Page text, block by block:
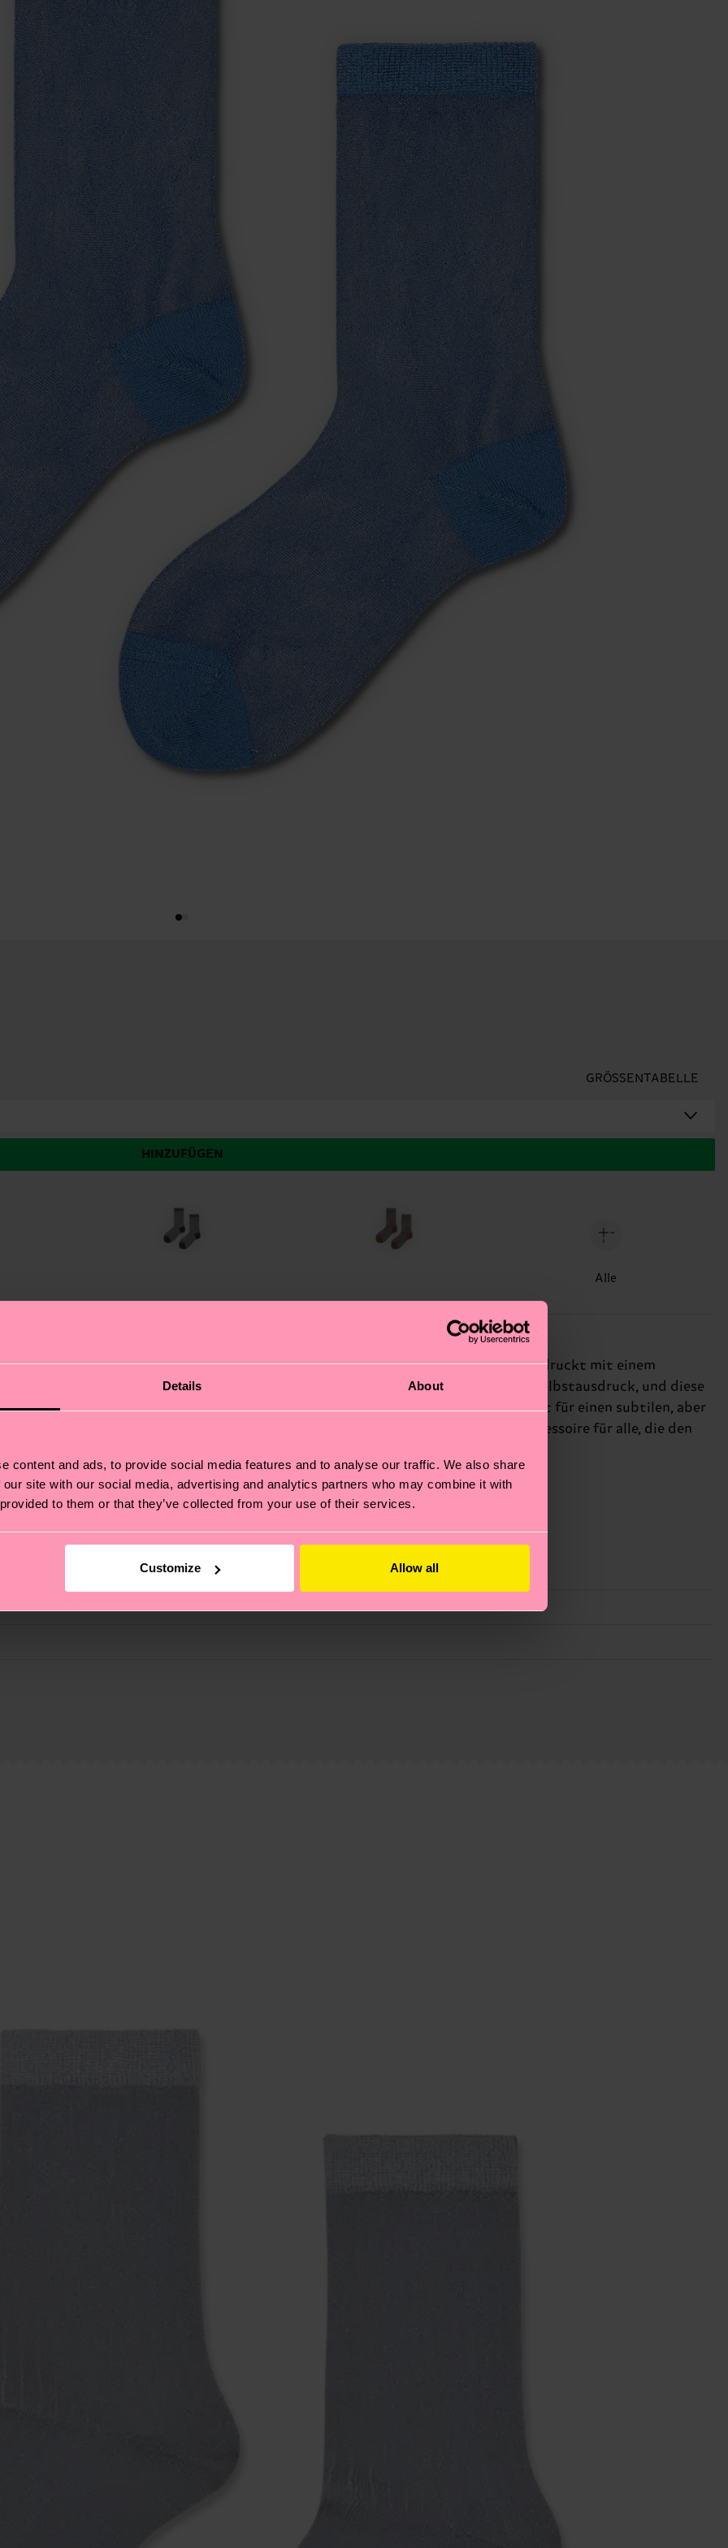
Details About
content and ads, to provide social media features and to analyse our traffic. We also share
site with our social media, advertising and analytics partners who may combine it with
to them or that they’ve collected from your use of their services.
Customize Allow all
GRÖSSENTABELLE
HINZUFÜGEN
Alle
ein neues Level, wo Mode auf Innovation trifft. Diese elegante, blaue Socke beeindruckt mit einem
Polyamidmischung mit metallisierten Fasern. Wir stehen für authentischen Selbstausdruck, und diese
Outfit einen Hauch von Raffinesse zu verleihen. Das transparente Design sorgt für einen subtilen, aber
Egal ob du dich schick oder lässig kleidest, diese Socken sind das perfekte Accessoire für alle, die den
Freunde und Kollegen.
– es geht auch um eine ethische Lieferkette, die Reduzierung von Emissionen, die richtige Pflege von